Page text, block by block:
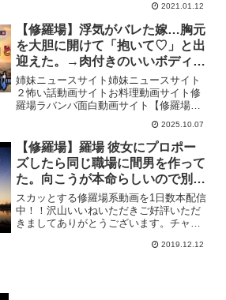
2021.01.12
【修羅場】浮気がバレた嫁…胸元
を大胆に開けて「抱いて♡」と出
迎えた。→肉付きのいいボディに
屈せず俺が下した決断とは…
姉妹ニュースサイト姉妹ニュースサイト
２怖い話動画サイトお料理動画サイト修
羅場ラバンバ面白動画サイト【修羅場】
浮気がバレた嫁…胸元を大胆に開けて
「抱いて♡」と出迎えた。→肉付きのい
いボディに屈せず俺が下した決断とは…
涙の動画をご視聴いただき有...
2025.10.07
【修羅場】羅場 彼女にプロポー
ズしたら同じ職場に間男を作って
た。向こうが本命らしいので別れ
た。→後日、彼女の友人が俺に衝
撃の仰天発言を‥
スカッとする修羅場系動画を1日数本配信
中！！沢山いいねいただきご好評いただ
きましてありがとうございます。チャン
企画🎁 Line@無料登録はこちら修羅場に
2019.12.12